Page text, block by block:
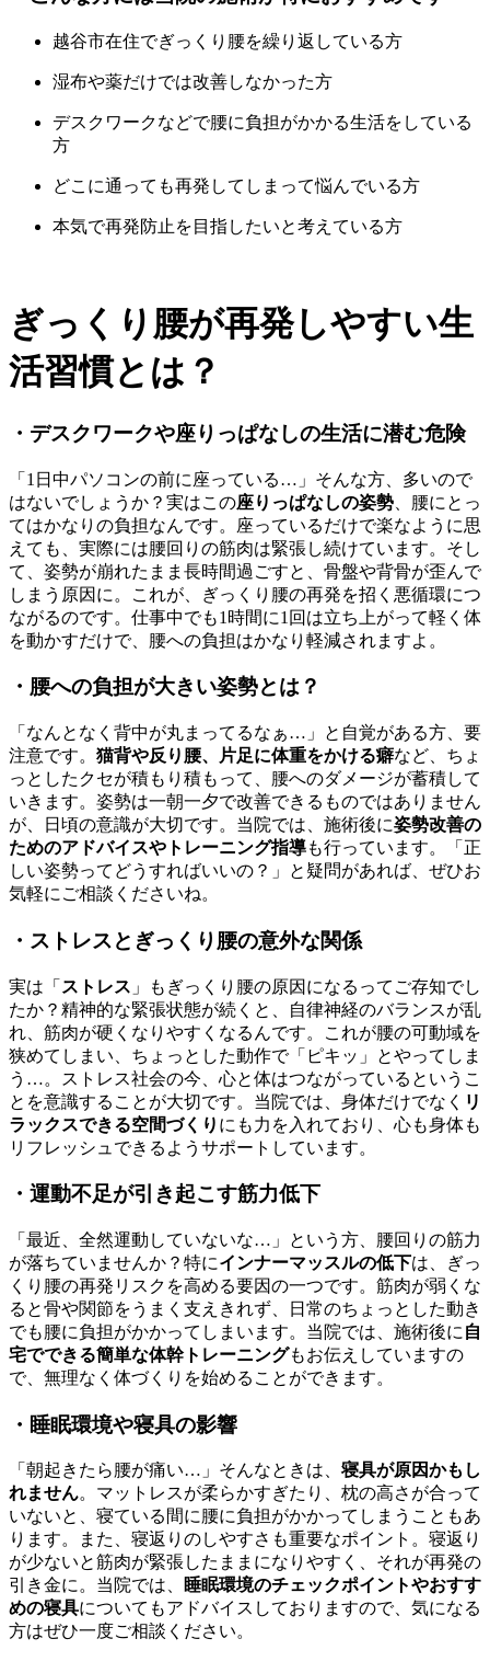
越谷市在住でぎっくり腰を繰り返している方
湿布や薬だけでは改善しなかった方
デスクワークなどで腰に負担がかかる生活をしている
方
どこに通っても再発してしまって悩んでいる方
本気で再発防止を目指したいと考えている方
ぎっくり腰が再発しやすい生
活習慣とは？
・デスクワークや座りっぱなしの生活に潜む危険
「1日中パソコンの前に座っている…」そんな方、多いので
はないでしょうか？実はこの座りっぱなしの姿勢 、腰にとっ
てはかなりの負担なんです。座っているだけで楽なように思
えても、実際には腰回りの筋肉は緊張し続けています。そし
て、姿勢が崩れたまま長時間過ごすと、骨盤や背骨が歪んで
しまう原因に。これが、ぎっくり腰の再発を招く悪循環につ
ながるのです。仕事中でも1時間に1回は立ち上がって軽く体
を動かすだけで、腰への負担はかなり軽減されますよ。
・腰への負担が大きい姿勢とは？
「なんとなく背中が丸まってるなぁ…」と自覚がある方、要
注意です。 猫背や反り腰、片足に体重をかける癖など、ちょ
っとしたクセが積もり積もって、腰へのダメージが蓄積して
いきます。姿勢は一朝一夕で改善できるものではありません
が、日頃の意識が大切です。当院では、施術後に姿勢改善の
ためのアドバイスやトレーニング指導も行っています。「正
しい姿勢ってどうすればいいの？」と疑問があれば、ぜひお
気軽にご相談くださいね。
・ストレスとぎっくり腰の意外な関係
実は「 ストレス 」もぎっくり腰の原因になるってご存知でし
たか？精神的な緊張状態が続くと、自律神経のバランスが乱
れ、筋肉が硬くなりやすくなるんです。これが腰の可動域を
狭めてしまい、ちょっとした動作で「ピキッ」とやってしま
う…。ストレス社会の今、心と体はつながっているというこ
とを意識することが大切です。当院では、身体だけでなく リ
ラックスできる空間づくり にも力を入れており、心も身体も
リフレッシュできるようサポートしています。
・運動不足が引き起こす筋力低下
「最近、全然運動していないな…」という方、腰回りの筋力
が落ちていませんか？特にインナーマッスルの低下は、ぎっ
くり腰の再発リスクを高める要因の一つです。筋肉が弱くな
ると骨や関節をうまく支えきれず、日常のちょっとした動き
でも腰に負担がかかってしまいます。当院では、施術後に 自
宅でできる簡単な体幹トレーニングもお伝えしていますの
で、無理なく体づくりを始めることができます。
・睡眠環境や寝具の影響
「朝起きたら腰が痛い…」そんなときは、 寝具が原因かもし
れません。マットレスが柔らかすぎたり、枕の高さが合って
いないと、寝ている間に腰に負担がかかってしまうこともあ
ります。また、寝返りのしやすさも重要なポイント。寝返り
が少ないと筋肉が緊張したままになりやすく、それが再発の
引き金に。当院では、
睡眠環境のチェックポイントやおすす
めの寝具についてもアドバイスしておりますので、気になる
方はぜひ一度ご相談ください。